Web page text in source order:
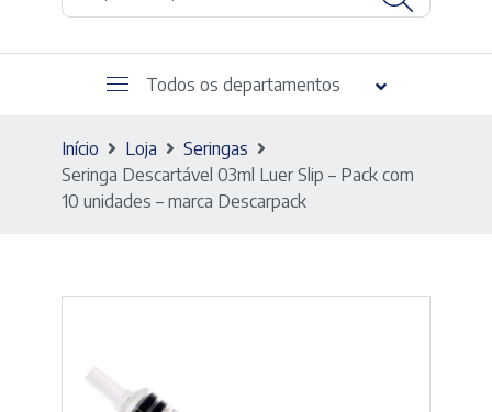
Todos os departamentos
Início Loja
Seringas
Seringa Descartável 03ml Luer Slip – Pack com
10 unidades – marca Descarpack